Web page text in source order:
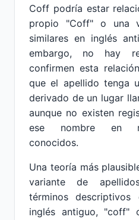
Coff podría estar
propio "Coff" o una
similares en inglés
embargo, no hay
confirmen esta
que el apellido tenga
derivado de un lugar
aunque no existen
ese nombre en
conocidos.
Una teoría más
variante de
términos descriptivos
inglés antiguo, "coff"